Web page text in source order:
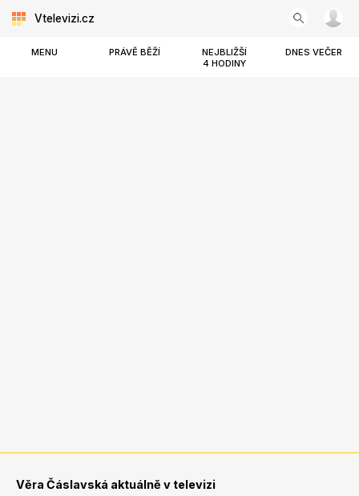
Vtelevizi.cz
MENU PRÁVĚ BĚŽÍ
NEJBLIŽŠÍ
4 HODINY
DNES VEČER
Věra Čáslavská aktuálně v televizi